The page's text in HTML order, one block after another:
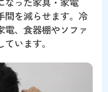
間を減らせます。冷
電、食器棚やソファ
います。